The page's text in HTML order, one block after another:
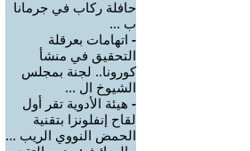
حافلة ركاب في جرمانا
ب ...
- اتهامات بعرقلة
التحقيق في منشأ
كورونا.. لجنة بمجلس
الشيوخ ال ...
- هيئة الأدوية تقر أول
لقاح إنفلونزا بتقنية
الحمض النووي الريب ...